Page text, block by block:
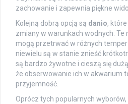
zachowanie i zapewnia piękne
Kolejną dobrą opcją są danio,
zmiany w warunkach wodnych. Te
mogą przetrwać w różnych
niewielu są w stanie znieść
są bardzo żywotne i cieszą się
że obserwowanie ich w akwarium
przyjemność.
Oprócz tych popularnych